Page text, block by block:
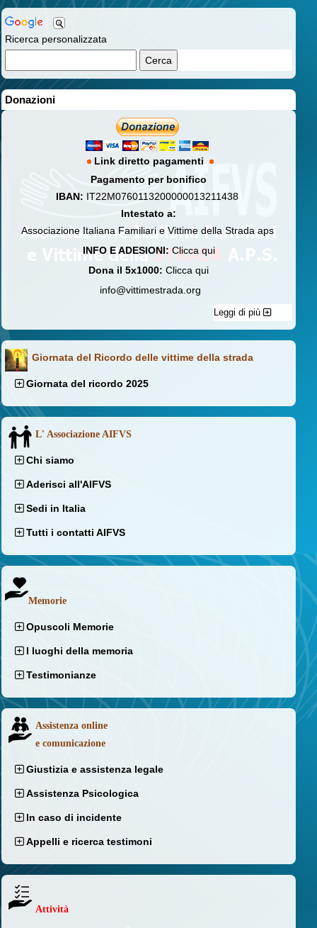
Ricerca personalizzata
Donazioni
Link diretto pagamenti
Pagamento per bonifico
IBAN: IT22M0760113200000013211438
Intestato a:
Associazione Italiana Familiari e Vittime della Strada aps
INFO E ADESIONI: Clicca qui
Dona il 5x1000: Clicca qui
info@vittimestrada.org
Leggi di più
Giornata del Ricordo delle vittime della strada
Giornata del ricordo 2025
L' Associazione AIFVS
Chi siamo
Aderisci all'AIFVS
Sedi in Italia
Tutti i contatti AIFVS
Memorie
Opuscoli Memorie
I luoghi della memoria
Testimonianze
Assistenza online
e comunicazione
Giustizia e assistenza legale
Assistenza Psicologica
In caso di incidente
Appelli e ricerca testimoni
Attività